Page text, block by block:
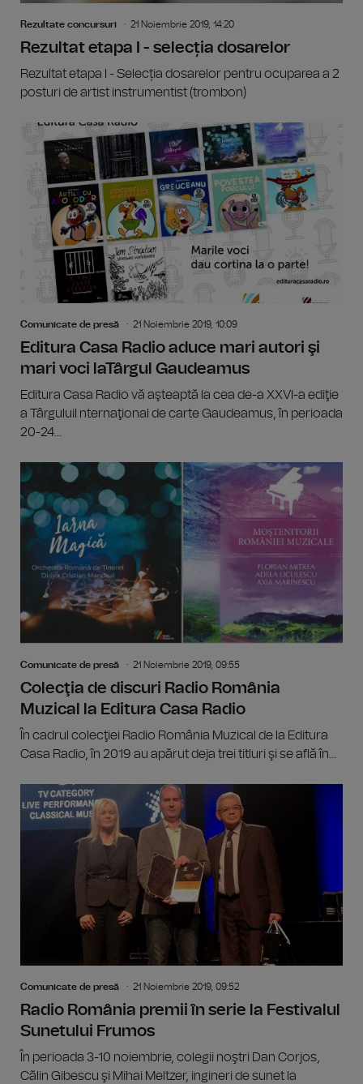
Rezultate concursuri 21 Noiembrie 2019, 14:20
Rezultat etapa I - selecția dosarelor
Rezultat etapa I - Selecția dosarelor pentru ocuparea a 2
posturi de artist instrumentist (trombon)
Comunicate de presă 21 Noiembrie 2019, 10:09
Editura Casa Radio aduce mari autori şi
mari voci laTârgul Gaudeamus
Editura Casa Radio vă aşteaptă la cea de-a XXVI-a ediţie
a TârguluiI nternaţional de carte Gaudeamus, în perioada
20-24...
Comunicate de presă 21 Noiembrie 2019, 09:55
Colecţia de discuri Radio România
Muzical la Editura Casa Radio
În cadrul colecţiei Radio România Muzical de la Editura
Casa Radio, în 2019 au apărut deja trei titluri şi se află în...
Comunicate de presă 21 Noiembrie 2019, 09:52
Radio România premii în serie la Festivalul
Sunetului Frumos
În perioada 3-10 noiembrie, colegii noştri Dan Corjos,
Călin Gibescu şi Mihai Meltzer, ingineri de sunet la